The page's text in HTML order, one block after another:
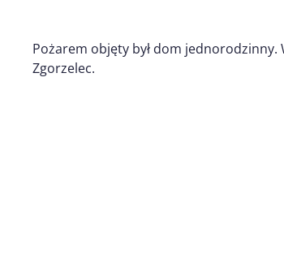
Pożarem objęty był dom jednorodzinny.
Zgorzelec.